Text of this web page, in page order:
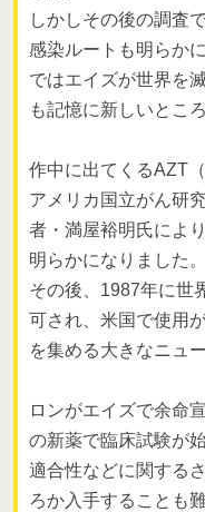
しかしその後の調査
感染ルートも明らか
ではエイズが世界を
も記憶に新しいとこ
作中に出てくるAZT
アメリカ国立がん研
者・満屋裕明氏によ
明らかになりました。
その後、1987年に世
可され、米国で使用
を集める大きなニュ
ロンがエイズで余命
の新薬で臨床試験が
適合性などに関する
ろか入手することも